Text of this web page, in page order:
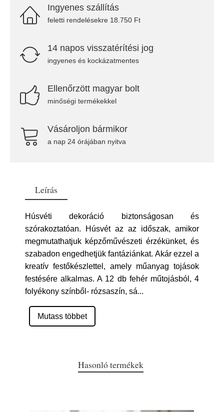
Ingyenes szállítás
feletti rendelésekre 18.750 Ft
14 napos visszatérítési jog
ingyenes és kockázatmentes
Ellenőrzött magyar bolt
minőségi termékekkel
Vásároljon bármikor
a nap 24 órájában nyitva
Leírás
Húsvéti dekoráció biztonságosan és
szórakoztatóan. Húsvét az az időszak, amikor
megmutathatjuk képzőművészeti érzékünket, és
szabadon engedhetjük fantáziánkat. Akár ezzel a
kreatív festőkészlettel, amely műanyag tojások
festésére alkalmas. A 12 db fehér műtojásból, 4
folyékony színből- rózsaszín, sá...
Mutass többet
Hasonló termékek